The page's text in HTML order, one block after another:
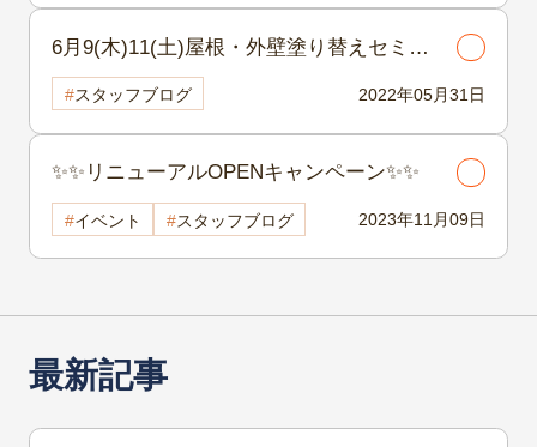
最新記事
2022年05月31日
6月9(木)11(土)屋根・外壁塗り替えセミナ
ーのお知らせ✐
スタッフブログ
2023年11月09日
✨✨リニューアルOPENキャンペーン✨✨
イベント スタッフブログ